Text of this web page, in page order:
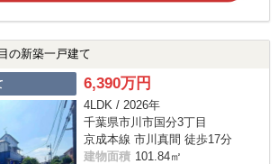
の新築一戸建て
6,390万円
4LDK / 2026年
千葉県市川市国分3丁目
京成本線 市川真間 徒歩17分
建物面積 101.84㎡